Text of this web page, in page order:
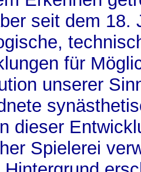
seit dem 18.
für
unserer
dieser
Spielerei